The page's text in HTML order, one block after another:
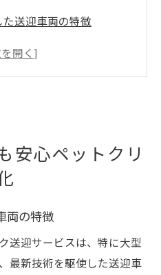
送迎車両の特徴
迎サービスの利点
大型犬がリラックスで
安心ペットクリ
両の特徴
送迎サービスは、特に大型
最新技術を駆使した送迎車